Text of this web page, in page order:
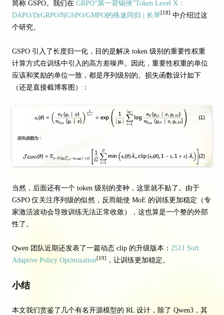
简称 GSPO。我们在 GRPO“第一背锅侠”Token Level X：
DAPO/DrGRPO与GSPO/GMPO的殊途同归 | 长琴 [18]
中介绍过这
个研究。
GSPO 引入了长度归一化，目的是解决 token 级别的重要性权重
计算方式在训练中引入的高方差噪声。因此，重要性权重的单位
应该和奖励的单位一致，都是序列级别的。损失函数设计如下
（还是直接截博客图）：
当然，后面还有一个 token 级别的变种，这里就不贴了。由于
GSPO 仅关注序列级的似然，反而能使 MoE 的训练更加稳定（专
家激活波动会导致训练无法正常收敛），这也算是一个整的外部
性了。
Qwen 团队近期还发表了一篇动态 clip 的升级版本： 2511 Soft
Adaptive Policy Optimization[19] ，让训练更加稳定。
小结
本文我们赏鉴了几个有名开源模型的 RL 设计，除了 Qwen3，其